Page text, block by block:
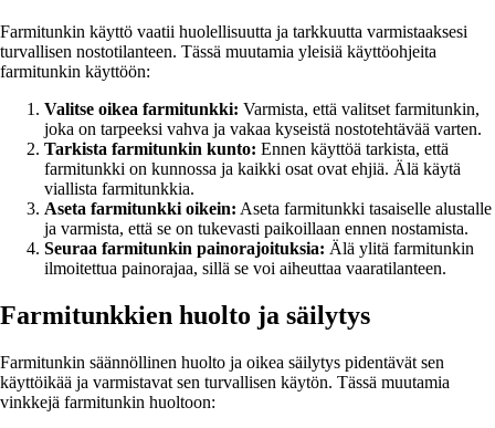
Farmitunkin käyttö vaatii huolellisuutta ja tarkkuutta varmistaaksesi
turvallisen nostotilanteen. Tässä muutamia yleisiä käyttöohjeita
farmitunkin käyttöön:
Valitse oikea farmitunkki: Varmista, että valitset farmitunkin,
joka on tarpeeksi vahva ja vakaa kyseistä nostotehtävää varten.
Tarkista farmitunkin kunto: Ennen käyttöä tarkista, että
farmitunkki on kunnossa ja kaikki osat ovat ehjiä. Älä käytä
viallista farmitunkkia.
Aseta farmitunkki oikein: Aseta farmitunkki tasaiselle alustalle
ja varmista, että se on tukevasti paikoillaan ennen nostamista.
Seuraa farmitunkin painorajoituksia: Älä ylitä farmitunkin
ilmoitettua painorajaa, sillä se voi aiheuttaa vaaratilanteen.
Farmitunkkien huolto ja säilytys
Farmitunkin säännöllinen huolto ja oikea säilytys pidentävät sen
käyttöikää ja varmistavat sen turvallisen käytön. Tässä muutamia
vinkkejä farmitunkin huoltoon: